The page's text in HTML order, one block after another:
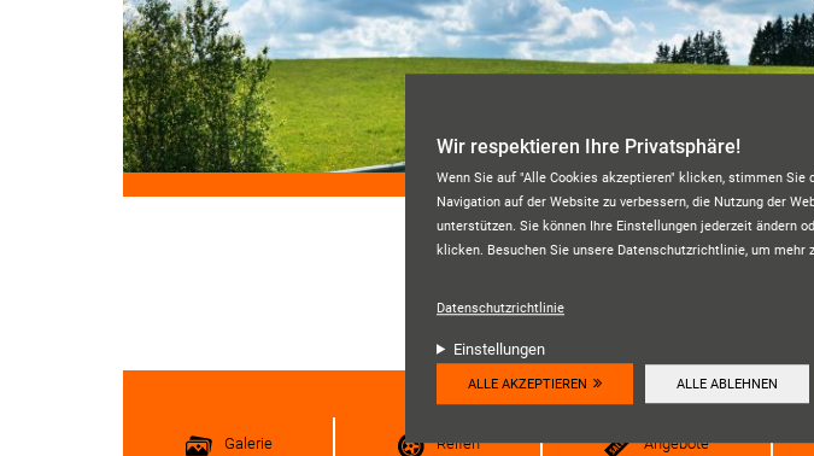
Wir respektieren Ihre Privatsphäre!
Wenn Sie auf "Alle Cookies akzeptieren" klicken, stimmen Sie
Navigation auf der Website zu verbessern, die Nutzung der
unterstützen. Sie können Ihre Einstellungen jederzeit ändern
klicken. Besuchen Sie unsere Datenschutzrichtlinie, um mehr
Datenschutzrichtlinie
Einstellungen
ALLE AKZEPTIEREN ALLE ABLEHNEN
Galerie Reifen Angebote